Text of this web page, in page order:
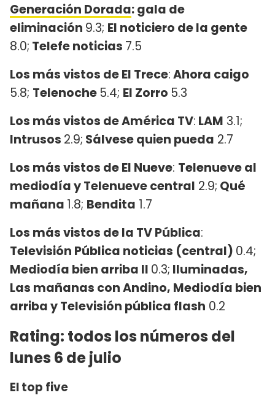
Generación Dorada: gala de
eliminación 9.3; El noticiero de la gente
8.0; Telefe noticias 7.5
Los más vistos de El Trece:Ahora caigo
5.8; Telenoche5.4; El Zorro 5.3
Los más vistos de América TV: LAM 3.1;
Intrusos 2.9; Sálvese quien pueda 2.7
Los más vistos de El Nueve: Telenueve al
mediodía y Telenueve central 2.9; Qué
mañana 1.8; Bendita 1.7
Los más vistos de la TV Pública:
Televisión Pública noticias (central) 0.4;
Mediodía bien arriba II 0.3; Iluminadas,
Las mañanas con Andino, Mediodía bien
arriba y Televisión pública flash 0.2
Rating: todos los números del
lunes 6 de julio
El top five